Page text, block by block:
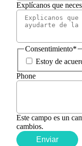
Explícanos que
Consentimiento*
Estoy de
Phone
Este campo es un
cambios.